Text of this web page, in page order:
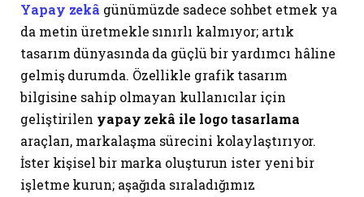
Yapay zekâ günümüzde sadece sohbet etmek ya
da metin üretmekle sınırlı kalmıyor; artık
tasarım dünyasında da güçlü bir yardımcı hâline
gelmiş durumda. Özellikle grafik tasarım
bilgisine sahip olmayan kullanıcılar için
geliştirilen yapay zekâ ile logo tasarlama
araçları, markalaşma sürecini kolaylaştırıyor.
İster kişisel bir marka oluşturun ister yeni bir
işletme kurun; aşağıda sıraladığımız